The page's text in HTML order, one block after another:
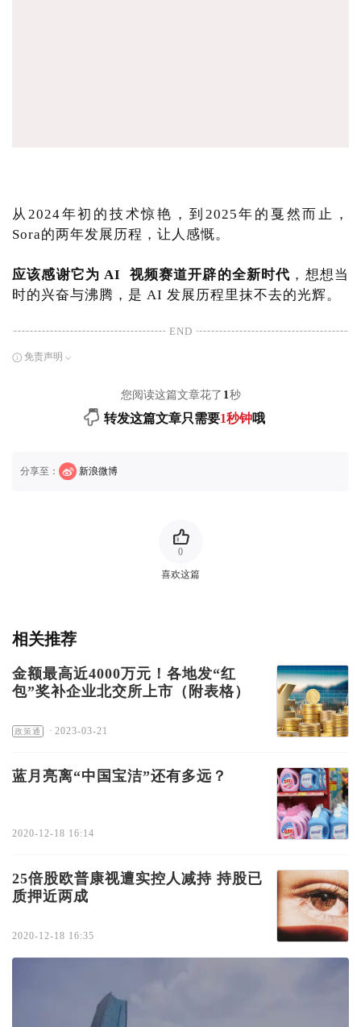
从2024年初的技术惊艳，到2025年的戛然而止，
Sora的两年发展历程，让人感慨。
应该感谢它为 AI 视频赛道开辟的全新时代 ，想想当
时的兴奋与沸腾，是 AI 发展历程里抹不去的光辉。
END
免责声明
您阅读这篇文章花了 1秒
转发这篇文章只需要1秒钟哦
分享至： 新浪微博
喜欢这篇
0
相关推荐
金额最高近4000万元！各地发“红
包”奖补企业北交所上市（附表格）
政策通 · 2023-03-21
蓝月亮离“中国宝洁”还有多远？
2020-12-18 16:14
25倍股欧普康视遭实控人减持 持股已
质押近两成
2020-12-18 16:35